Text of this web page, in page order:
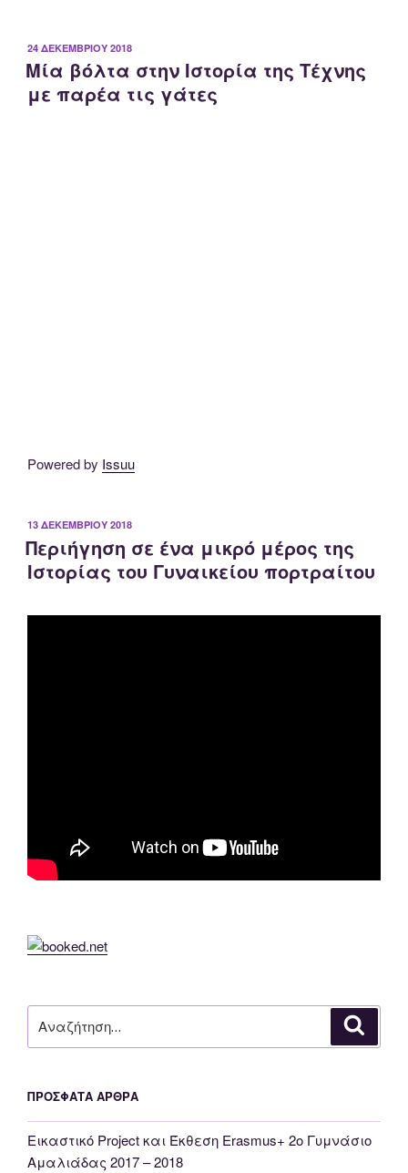
ΔΗΜΟΣΙΕΎΤΗΚΕ
ΣΤΙΣ
24 ΔΕΚΕΜΒΡΊΟΥ 2018
Μία βόλτα στην Ιστορία της Τέχνης
με παρέα τις γάτες
Powered by Issuu
ΔΗΜΟΣΙΕΎΤΗΚΕ
ΣΤΙΣ
13 ΔΕΚΕΜΒΡΊΟΥ 2018
Περιήγηση σε ένα μικρό μέρος της
Ιστορίας του Γυναικείου πορτραίτου
για:
ΠΡΌΣΦΑΤΑ ΆΡΘΡΑ
Εικαστικό Project και Έκθεση Erasmus+ 2o Γυμνάσιο
Αμαλιάδας 2017 – 2018